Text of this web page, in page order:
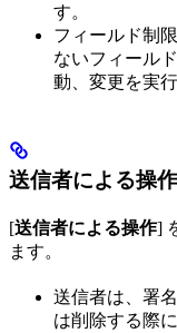
す。
フィールド制
ないフィール
動、変更を実
送信者による操作
[送信者による操作]
ます。
送信者は、署
は削除する際